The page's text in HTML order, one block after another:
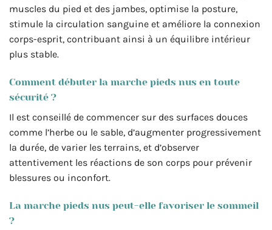
muscles du pied et des jambes, optimise la posture,
stimule la circulation sanguine et améliore la connexion
corps-esprit, contribuant ainsi à un équilibre intérieur
plus stable.
Comment débuter la marche pieds nus en toute
sécurité ?
Il est conseillé de commencer sur des surfaces douces
comme l’herbe ou le sable, d’augmenter progressivement
la durée, de varier les terrains, et d’observer
attentivement les réactions de son corps pour prévenir
blessures ou inconfort.
La marche pieds nus peut-elle favoriser le sommeil
?